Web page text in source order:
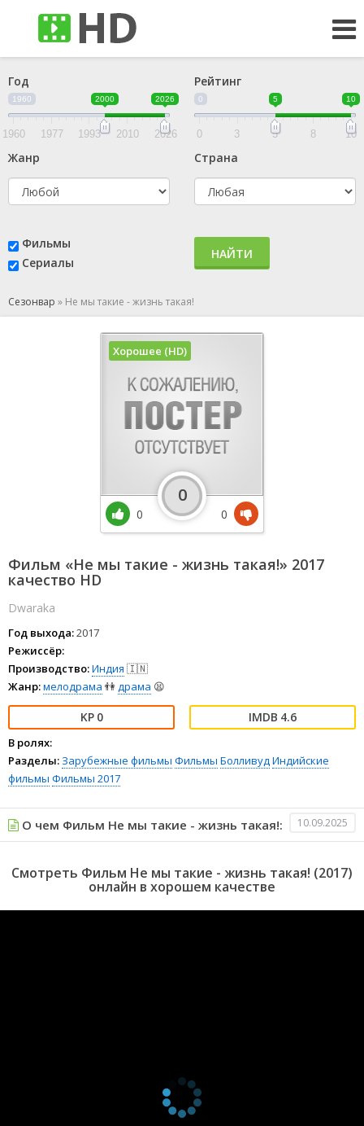
Год
1960 2000 2026
1960 1977 1993 2010 2026
Рейтинг
0 5 10
0 3 5 8 10
Жанр Страна
Фильмы
Сериалы
НАЙТИ
Сезонвар » Не мы такие - жизнь такая!
Фильм «Не мы такие - жизнь такая!» 2017
качество HD
Dwaraka
Год выхода:2017
Режиссёр:
Производство:Индия 🇮🇳
Жанр:мелодрама 👫драма 😫
0 4.6
В ролях:
Разделы: Зарубежные фильмы Фильмы БолливудИндийские
фильмы Фильмы 2017
Хорошее (HD)
0
0
0
О чем Фильм Не мы такие - жизнь такая!: 10.09.2025
Смотреть Фильм Не мы такие - жизнь такая! (2017)
онлайн в хорошем качестве